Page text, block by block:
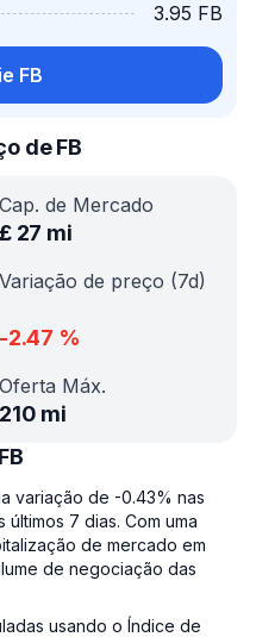
3.95 FB
FB
de FB
Cap. de Mercado
£ 27 mi
Variação de preço (7d)
-2.47 %
Oferta Máx.
210 mi
variação de -0.43% nas
7 dias. Com uma
de mercado em
de negociação das
usando o Índice de